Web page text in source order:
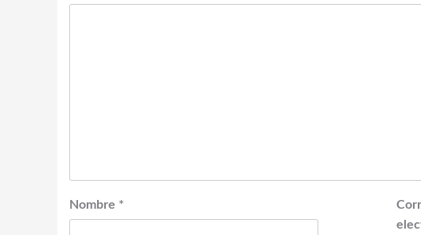
Nombre *